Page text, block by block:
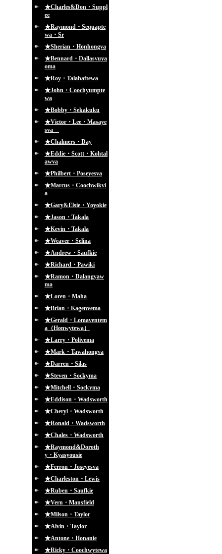
★Charles&Don・Suppl
ee
★Raymond・Sequapte
wa・Sr
★Sherian・Honhongva
★Bennard・Dallasvuya
oma
★Roy・Talahaftewa
★John・Coochyumpte
wa
★Bobby・Sekakuku
★Victor・Lee・Masaye
sva
★Chalmers・Day
★Eddie・Scott・Kohtal
awva
★Philbert・Poseyesva
★Marcus・Coochwikvi
a
★Gary&Elsie・Yoyokie
★Jason・Takala
★Kevin・Takala
★Weaver・Selina
★Andrew・Saufkie
★Richard・Pawiki
★Ramon・Dalangyaw
ma
★Loren・Maha
★Brian・Kagenvema
★Gerald・Lomaventem
a（Honwytewa）
★Larry・Polivema
★Mark・Tawahongva
★Darren・Silas
★Steven・Sockyma
★Mitchell・Sockyma
★Eddison・Wadsworth
★Cheryl・Wadsworth
★Ronald・Wadsworth
★Chales・Wadsworth
★Raymond&Doroth
y・Kyasyousie
★Ferron・Joseyesva
★Charleston・Lewis
★Ruben・Saufkie
★Vern・Mansfield
★Milson・Taylor
★Alvin・Taylor
★Antone・Honanie
★Ricky・Coochwytewa